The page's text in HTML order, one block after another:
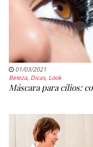
01/03/2021
Beleza, Dicas, Look
Máscara para cílios: